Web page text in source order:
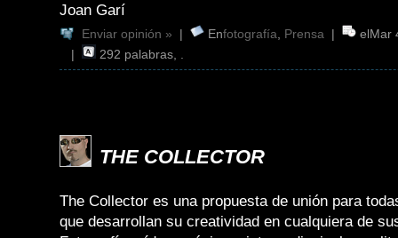
Joan Garí
Enviar opinión » | Enfotografía Prensa |
|
292 palabras, .
THE COLLECTOR
The Collector es una propuesta de unión para
que desarrollan su creatividad en cualquiera de